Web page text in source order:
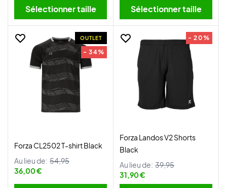
Sélectionner taille Sélectionner taille
OUTLET
- 34%
Forza CL2502 T-shirt Black
Au lieu de: 54,95
36,00 €
- 20%
Forza Landos V2 Shorts
Black
Au lieu de: 39,95
31,90 €